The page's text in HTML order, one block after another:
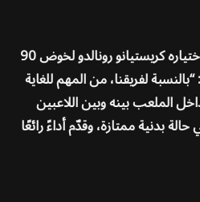
وقدّم مارتينيز مبررًا واضحًا لاختياره كريستيانو رونالدو لخوض 90
لفريقنا، من المهم للغاية
الملعب بينه وبين اللاعبين
بدنية ممتازة، وقدّم أداءً رائعًا